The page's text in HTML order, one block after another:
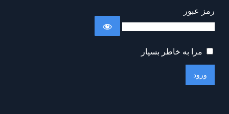
رمز عبور
مرا به خاطر بسپار